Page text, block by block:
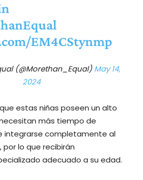
EM4CStynmp
(@Morethan_Equal) May 14,
2024
estas niñas poseen un alto
más tiempo de
integrarse completamente al
lo que recibirán
adecuado a su edad.